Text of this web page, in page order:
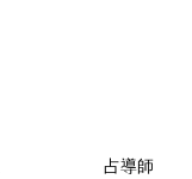
占導師